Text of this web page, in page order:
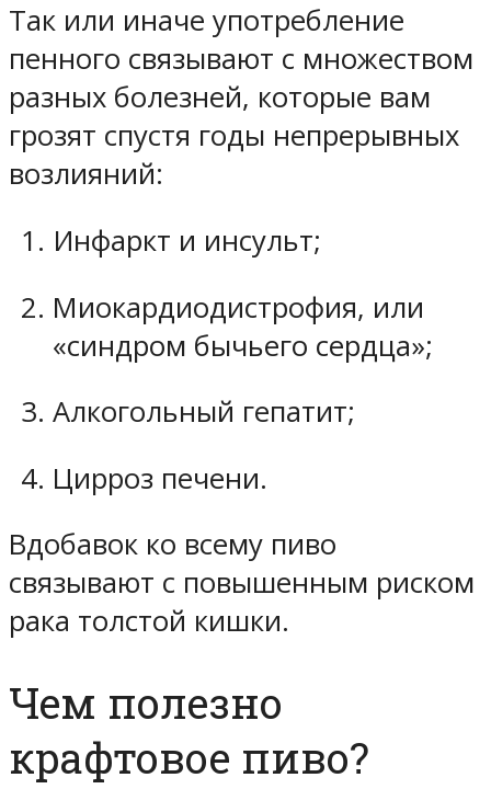
Так или иначе употребление
пенного связывают с множеством
разных болезней, которые вам
грозят спустя годы непрерывных
возлияний:
Инфаркт и инсульт;
Миокардиодистрофия, или
«синдром бычьего сердца»;
Алкогольный гепатит;
Цирроз печени.
Вдобавок ко всему пиво
связывают с повышенным риском
рака толстой кишки.
Чем полезно
крафтовое пиво?